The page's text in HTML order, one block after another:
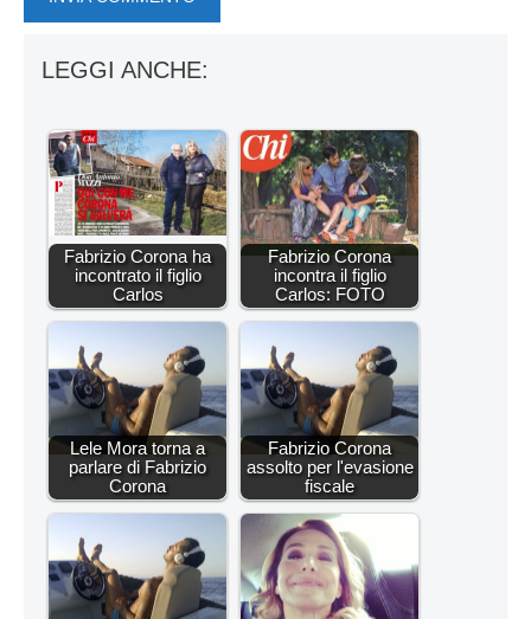
LEGGI ANCHE:
Fabrizio Corona ha
incontrato il figlio
Carlos
Fabrizio Corona
incontra il figlio
Carlos: FOTO
Lele Mora torna a
parlare di Fabrizio
Corona
Fabrizio Corona
assolto per l'evasione
fiscale